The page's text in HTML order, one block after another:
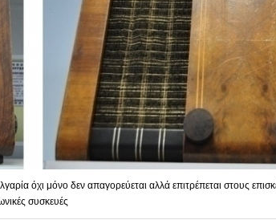
όχι μόνο δεν απαγορεύεται αλλά επιτρέπεται στους
συσκευές